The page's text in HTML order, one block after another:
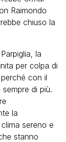
Raimondo
chiuso la
la
per colpa di
con il
di più.
la
sereno e
stanno